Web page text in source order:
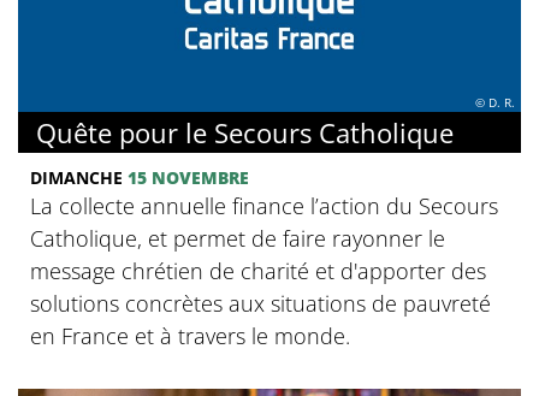
© D. R.
Quête pour le Secours Catholique
DIMANCHE 15 NOVEMBRE
La collecte annuelle finance l’action du Secours
Catholique, et permet de faire rayonner le
message chrétien de charité et d'apporter des
solutions concrètes aux situations de pauvreté
en France et à travers le monde.